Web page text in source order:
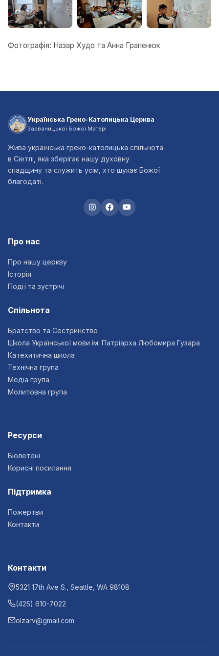
Фотографія: Назар Худо та Анна Грапенюк
Українська Греко-Католицька Церква
Зарваницької Божої Матері
Жива українська греко-католицька спільнота
в Сіетлі, яка зберігає нашу духовну
спадщину та служить усім, хто шукає Божої
благодаті.
Про нас
Про нашу церкву
Історія
Події та зустрічі
Спільнота
Братство та Сестринство
Школа Української мови ім. Патріарха Любомира Гузара
Катехитична школа
Технічна група
Медіа група
Молитовна група
Ресурси
Бюлетені
Корисні посилання
Підтримка
Пожертви
Контакти
Контакти
5321 17th Ave S., Seattle, WA 98108
(425) 610-7022
olzarv@gmail.com